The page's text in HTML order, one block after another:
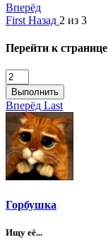
Вперёд
First Назад 2 из 3
Перейти к странице
Выполнить
Вперёд Last
Горбушка
Ищу её...